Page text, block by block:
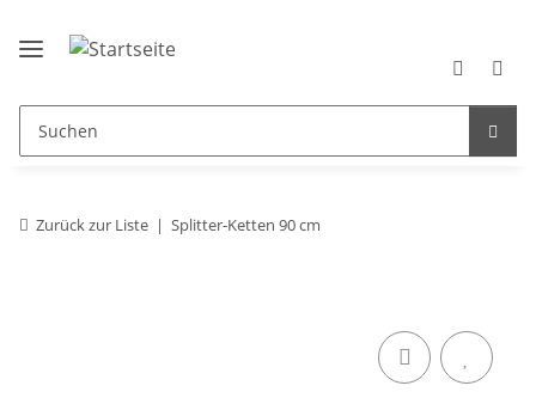
Zurück zur Liste Splitter-Ketten 90 cm